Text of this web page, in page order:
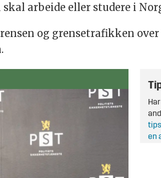
arbeide eller studere i
og grensetrafikken
en